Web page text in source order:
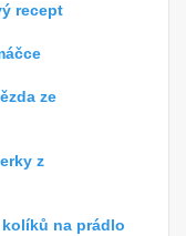
recept
ze
z
na prádlo